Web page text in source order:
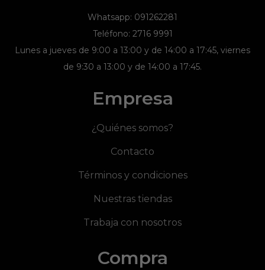
Whatsapp: 091262281
Teléfono: 2716 9991
Lunes a jueves de 9:00 a 13:00 y de 14:00 a 17:45, viernes
de 9:30 a 13:00 y de 14:00 a 17:45.
Empresa
¿Quiénes somos?
Contacto
Términos y condiciones
Nuestras tiendas
Trabaja con nosotros
Compra